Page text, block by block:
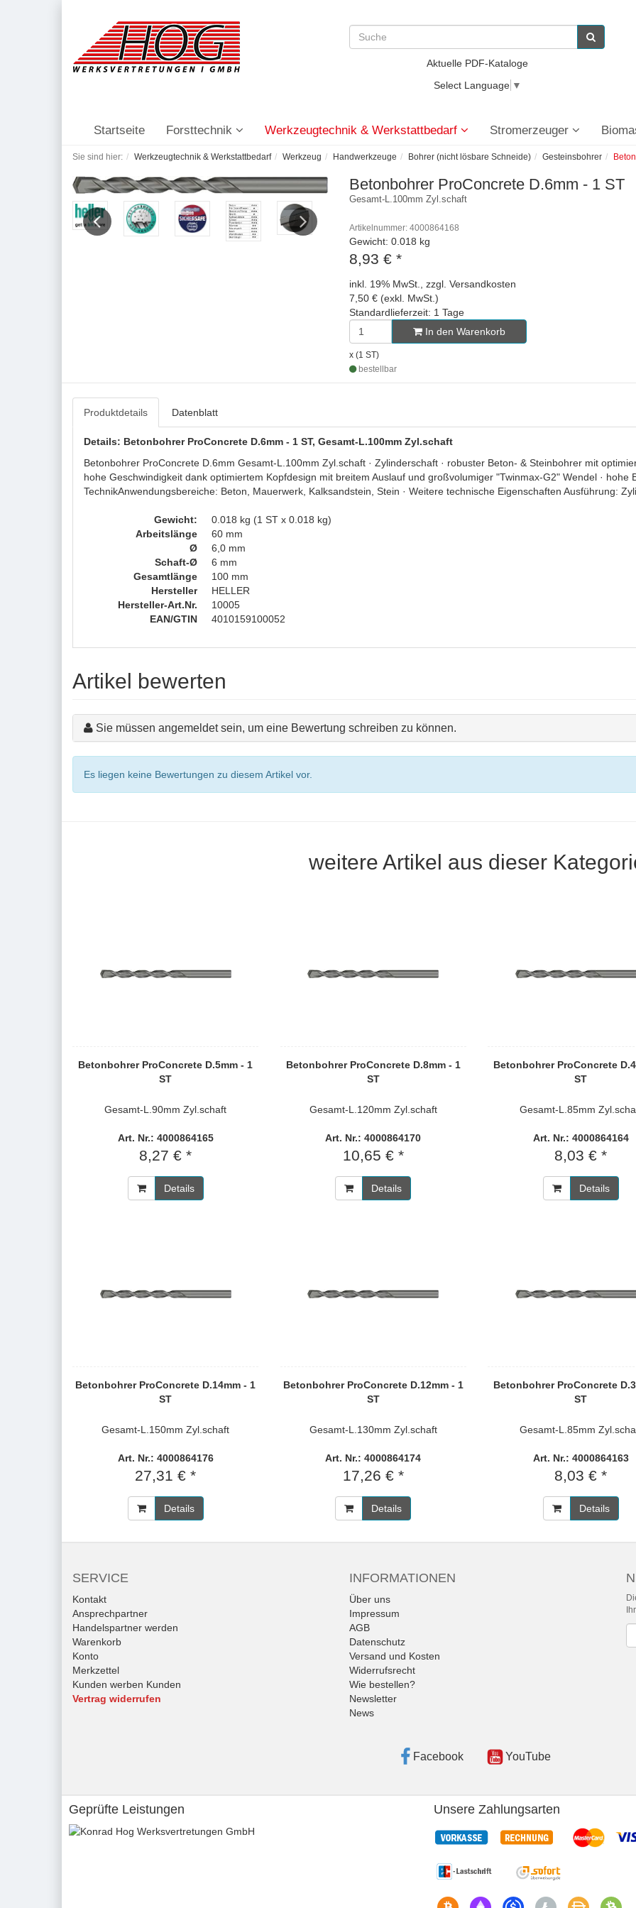
Aktuelle PDF-Kataloge
Select Language ▼
Startseite Forsttechnik Werkzeugtechnik & Werkstattbedarf Stromerzeuger
Sie sind hier: Werkzeugtechnik & Werkstattbedarf Werkzeug Handwerkzeuge Bohrer (nicht lösbare Schneide) Gesteinsbohrer
Betonbohrer ProConcrete D.6mm - 1 ST
Gesamt-L.100mm Zyl.schaft
Artikelnummer: 4000864168
Gewicht: 0.018 kg
8,93 € *
inkl. 19% MwSt., zzgl. Versandkosten
7,50 € (exkl. MwSt.)
Standardlieferzeit: 1 Tage
In den Warenkorb
x (1 ST)
bestellbar
Produktdetails Datenblatt
Details: Betonbohrer ProConcrete D.6mm - 1 ST, Gesamt-L.100mm Zyl.schaft
Betonbohrer ProConcrete D.6mm Gesamt-L.100mm Zyl.schaft · Zylinderschaft · robuster Beton- & Steinbohrer mit
hohe Geschwindigkeit dank optimiertem Kopfdesign mit breitem Auslauf und großvolumiger "Twinmax-G2" Wendel ·
TechnikAnwendungsbereiche: Beton, Mauerwerk, Kalksandstein, Stein · Weitere technische Eigenschaften Ausführung:
Gewicht:
0.018 kg (1 ST x 0.018 kg)
Arbeitslänge
60 mm
Ø
6,0 mm
Schaft-Ø
6 mm
Gesamtlänge
100 mm
Hersteller
HELLER
Hersteller-Art.Nr.
10005
EAN/GTIN
4010159100052
Artikel bewerten
Sie müssen angemeldet sein, um eine Bewertung schreiben zu können.
Es liegen keine Bewertungen zu diesem Artikel vor.
weitere Artikel aus dieser
Betonbohrer ProConcrete D.5mm - 1
ST
Gesamt-L.90mm Zyl.schaft
Art. Nr.: 4000864165
8,27 € *
Details
Betonbohrer ProConcrete D.8mm - 1
ST
Gesamt-L.120mm Zyl.schaft
Art. Nr.: 4000864170
10,65 € *
Details
Betonbohrer ProConcrete
ST
Gesamt-L.85mm
Art. Nr.: 4000864164
8,03 € *
Details
Betonbohrer ProConcrete D.14mm - 1
ST
Gesamt-L.150mm Zyl.schaft
Art. Nr.: 4000864176
27,31 € *
Details
Betonbohrer ProConcrete D.12mm - 1
ST
Gesamt-L.130mm Zyl.schaft
Art. Nr.: 4000864174
17,26 € *
Details
Betonbohrer ProConcrete
ST
Gesamt-L.85mm
Art. Nr.: 4000864163
8,03 € *
Details
SERVICE
Kontakt
Ansprechpartner
Handelspartner werden
Warenkorb
Konto
Merkzettel
Kunden werben Kunden
Vertrag widerrufen
INFORMATIONEN
Über uns
Impressum
AGB
Datenschutz
Versand und Kosten
Widerrufsrecht
Wie bestellen?
Newsletter
News
Facebook YouTube
Geprüfte Leistungen Unsere Zahlungsarten